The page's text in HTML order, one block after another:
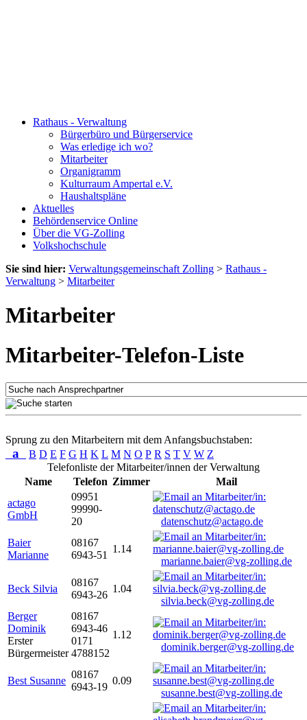
Rathaus - Verwaltung
Bürgerbüro und Bürgerservice
Was erledige ich wo?
Mitarbeiter
Organigramm
Kulturraum Ampertal e.V.
Haushaltspläne
Aktuelles
Behördenservice Online
Über die VG-Zolling
Volkshochschule
Sie sind hier: Verwaltungsgemeinschaft Zolling > Rathaus -
Verwaltung > Mitarbeiter
Mitarbeiter
Mitarbeiter-Telefon-Liste
Sprung zu den Mitarbeitern mit dem Anfangsbuchstaben:
a B D E F G H K L M N O P R S T V W Z
Telefonliste der Mitarbeiter/innen der Verwaltung
Name
Telefon Zimmer
Mail
actago
GmbH
09951
99990-
20
datenschutz@actago.de
Baier
Marianne
08167
6943-51
1.14
marianne.baier@vg-zolling.de
Beck Silvia
08167
6943-26
1.04
silvia.beck@vg-zolling.de
Berger
Dominik
Erster
Bürgermeister
08167
6943-46
0171
4788152
1.12
dominik.berger@vg-zolling.de
Best Susanne
08167
6943-19
0.09
susanne.best@vg-zolling.de